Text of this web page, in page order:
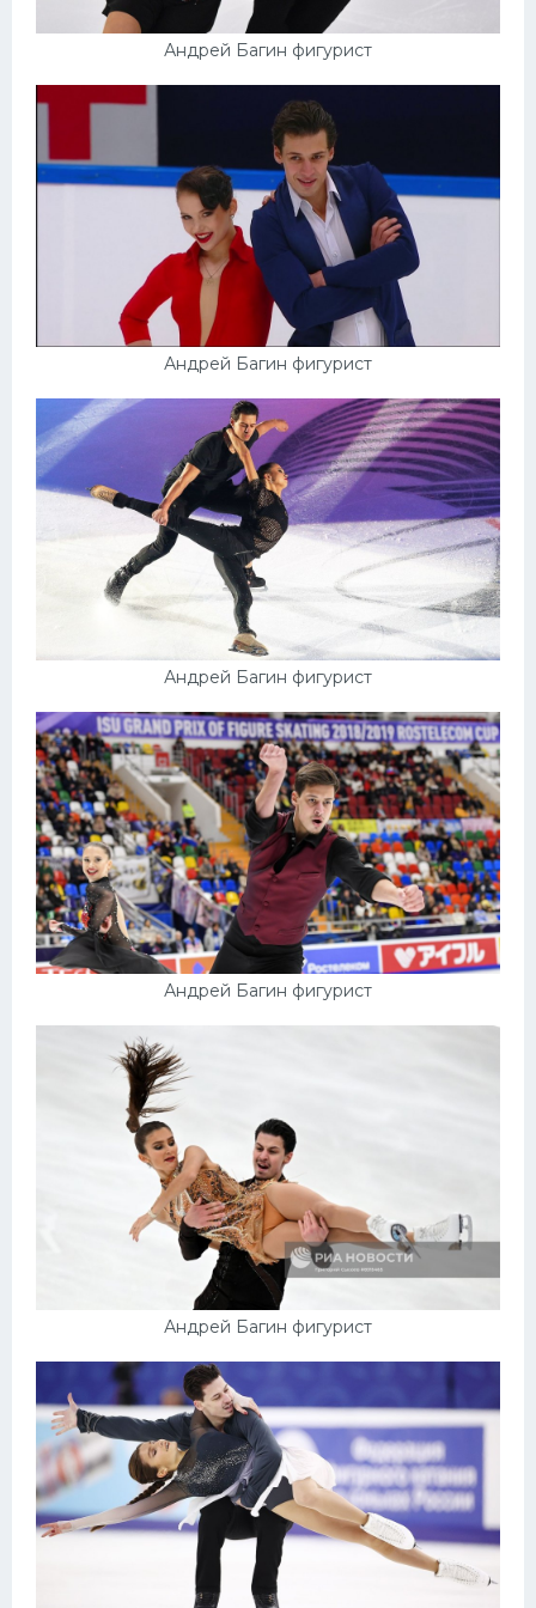
Андрей Багин фигурист
Андрей Багин фигурист
Андрей Багин фигурист
Андрей Багин фигурист
Андрей Багин фигурист